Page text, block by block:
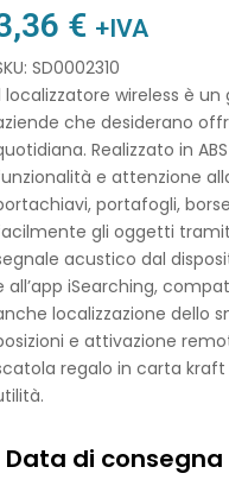
€ +IVA
SD0002310
localizzatore wireless è
che desiderano
Realizzato in
e attenzione
portafogli,
gli oggetti
acustico dal
all’app iSearching,
localizzazione dello
e attivazione
regalo in carta
Data di